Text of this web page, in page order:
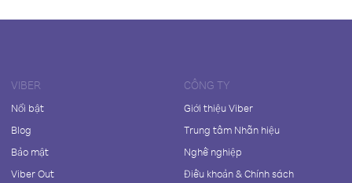
VIBER
Nổi bật
Blog
Bảo mật
Viber Out
CÔNG TY
Giới thiệu Viber
Trung tâm Nhãn hiệu
Nghề nghiệp
Điều khoản & Chính sách